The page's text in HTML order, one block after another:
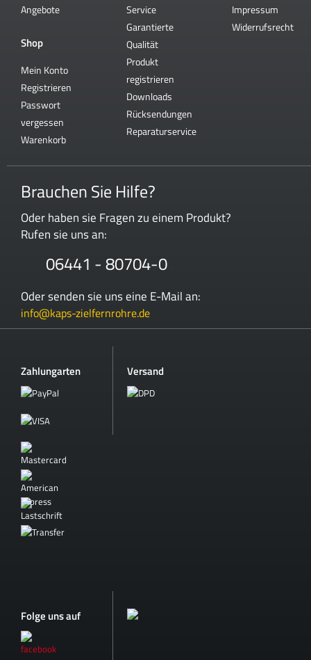
Angebote
Shop
Mein Konto
Registrieren
Passwort
vergessen
Warenkorb
Service
Garantierte
Qualität
Produkt
registrieren
Downloads
Rücksendungen
Reparaturservice
Impressum
Widerrufsrecht
Brauchen Sie Hilfe?
Oder haben sie Fragen zu einem Produkt?
Rufen sie uns an:
06441 - 80704-0
Oder senden sie uns eine E-Mail an:
info@kaps-zielfernrohre.de
Zahlungarten Versand
Folge uns auf